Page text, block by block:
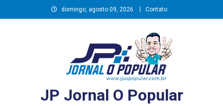
to
domingo, agosto 09, 2026 Contato
JP Jornal O Popular